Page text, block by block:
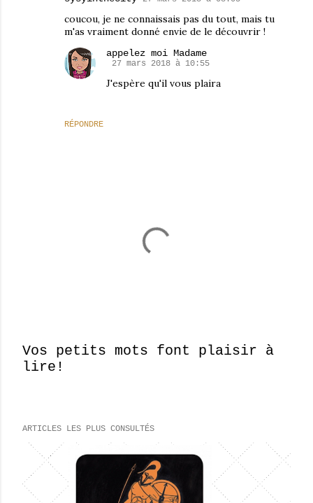
coucou, je ne connaissais pas du tout, mais tu
m'as vraiment donné envie de le découvrir !
RÉPONDRE
appelez moi Madame
27 mars 2018 à 10:55
J'espère qu'il vous plaira
E
g
t
Vos petits mots font plaisir à
lire!
ARTICLES LES PLUS CONSULTÉS